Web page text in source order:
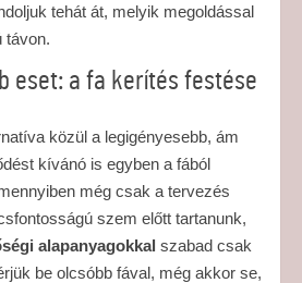
tehát át, melyik megoldással
távon.
eset: a fa kerítés festése
közül a legigényesebb, ám
kívánó is egyben a fából
még csak a tervezés
szem előtt tartanunk,
alapanyagokkal szabad csak
be olcsóbb fával, még akkor se,